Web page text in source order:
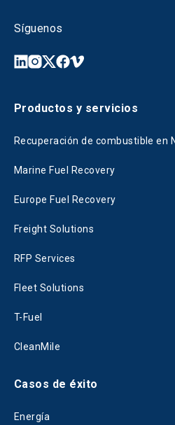
Síguenos
Productos y servicios
Recuperación de combustible en
Marine Fuel Recovery
Europe Fuel Recovery
Freight Solutions
RFP Services
Fleet Solutions
T-Fuel
CleanMile
Casos de éxito
Energía